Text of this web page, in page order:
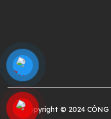
Copyright © 2024 CÔNG